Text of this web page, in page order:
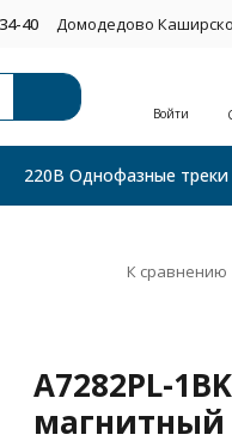
40 Домодедово
Войти
220В Однофазные треки
К сравнению
A7282PL-
магнитный